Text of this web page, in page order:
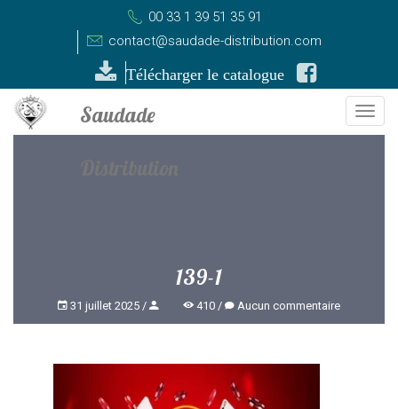
00 33 1 39 51 35 91
contact@saudade-distribution.com
Télécharger le catalogue
139-1
31 juillet 2025 410 Aucun commentaire